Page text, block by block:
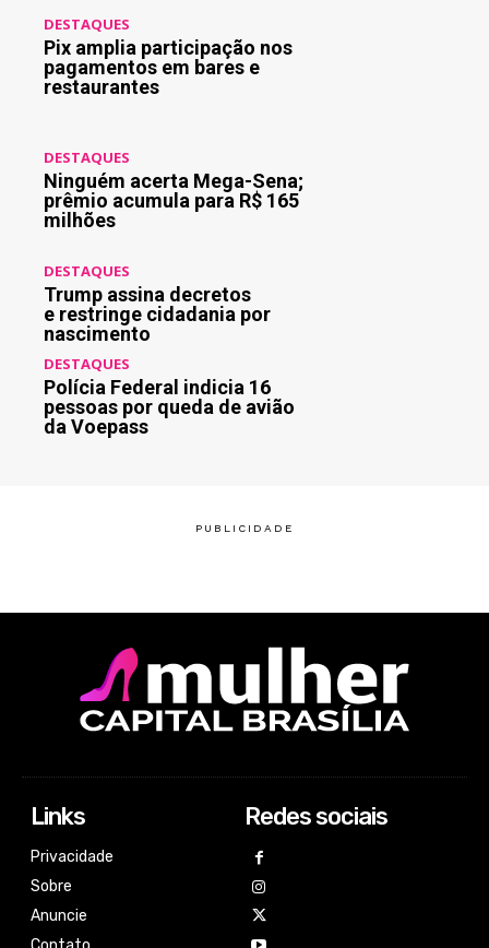
DESTAQUES
Pix amplia participação nos
pagamentos em bares e
restaurantes
DESTAQUES
Ninguém acerta Mega-Sena;
prêmio acumula para R$ 165
milhões
DESTAQUES
Trump assina decretos
e restringe cidadania por
nascimento
DESTAQUES
Polícia Federal indicia 16
pessoas por queda de avião
da Voepass
Links
Privacidade
Sobre
Anuncie
Redes sociais